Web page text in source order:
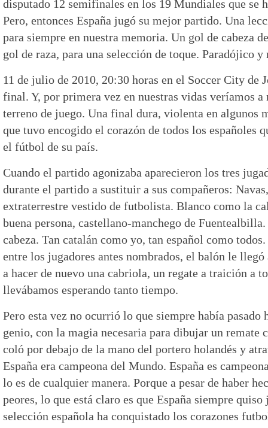
disputado 12 semifinales en los 19 Mundiales que se
Pero, entonces España jugó su mejor partido. Una
para siempre en nuestra memoria. Un gol de cabeza
gol de raza, para una selección de toque. Paradójico
11 de julio de 2010, 20:30 horas en el Soccer City de
final. Y, por primera vez en nuestras vidas veríamos a
terreno de juego. Una final dura, violenta en algunos
que tuvo encogido el corazón de todos los españoles
el fútbol de su país.
Cuando el partido agonizaba aparecieron los tres
durante el partido a sustituir a sus compañeros:
extraterrestre vestido de futbolista. Blanco como la
buena persona, castellano-manchego de
cabeza. Tan catalán como yo, tan español como
entre los jugadores antes nombrados, el balón le
a hacer de nuevo una cabriola, un regate a traición a
llevábamos esperando tanto tiempo.
Pero esta vez no ocurrió lo que siempre había pasado
genio, con la magia necesaria para dibujar un remate
coló por debajo de la mano del portero holandés y
España era campeona del Mundo. España es
lo es de cualquier manera. Porque a pesar de haber
peores, lo que está claro es que España siempre
selección española ha conquistado los corazones